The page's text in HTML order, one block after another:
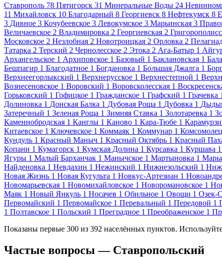
Ставрополь 78 Пятигорск 31 Минеральные Воды 24
11 Михайловск 10 Благодарный 8 Георгиевск 8 Нефтекумск 8
3 Дивное 3 Кочубеевское 3 Левокумское 3 Марьинская 3
Величаевское 2 Владимировка 2 Георгиевская 2
Московское 2 Незлобная 2 Новотроицкая 2 Орловка 2
Татарка 2 Терский 2 Чернолесское 2 Этока 2 Ага-Батыр 1
Архангельское 1 Архиповское 1 Базовый 1 Баклановская 1
Бешпагир 1 Благодатное 1 Богдановка 1 Большая Джалга 1
Верхнеегорлыкский 1 Верхнерусское 1 Верхнестепной 1
Вознесеновское 1 Воровский 1 Воровсколесская 1
Горьковский 1 Гофицкое 1 Гражданское 1 Графский 1 Грачевка 1
Долиновка 1 Донская Балка 1 Дубовая Роща 1 Дубовка 1
Затеречный 1 Зеленая Роща 1 Зимняя Ставка 1 Золотаревка 1
Каменнобродская 1 Канглы 1 Каново 1 Кара-Тюбе 1
Китаевское 1 Ключевское 1 Коммаяк 1 Коммунар 1 Комсомолец
Кундуль 1 Красный Маныч 1 Красный Октябрь 1 Красный
Копани 1 Кумагорск 1 Кумская Долина 1 Курсавка 1 Куршава 1
Ягуры 1 Малый Барханчак 1 Манычское 1 Мартыновка 1
Найденовка 1 Невдахин 1 Нежинский 1 Нижнезольский 1
Новая Жизнь 1 Новая Кугульта 1 Новкус-Артезиан 1
Новомарьевская 1 Новомихайловское 1 Новоромановское 1
Маяк 1 Новый Янкуль 1 Носачев 1 Обильное 1 Овощи 1 Озек-
Первомайский 1 Первомайское 1 Перевальный 1 Передовой 1
1 Полтавское 1 Польский 1 Преградное 1 Преображенское 1
Показаны первые 300 из 392 населённых пунктов.
Частые вопросы — Ставропольский